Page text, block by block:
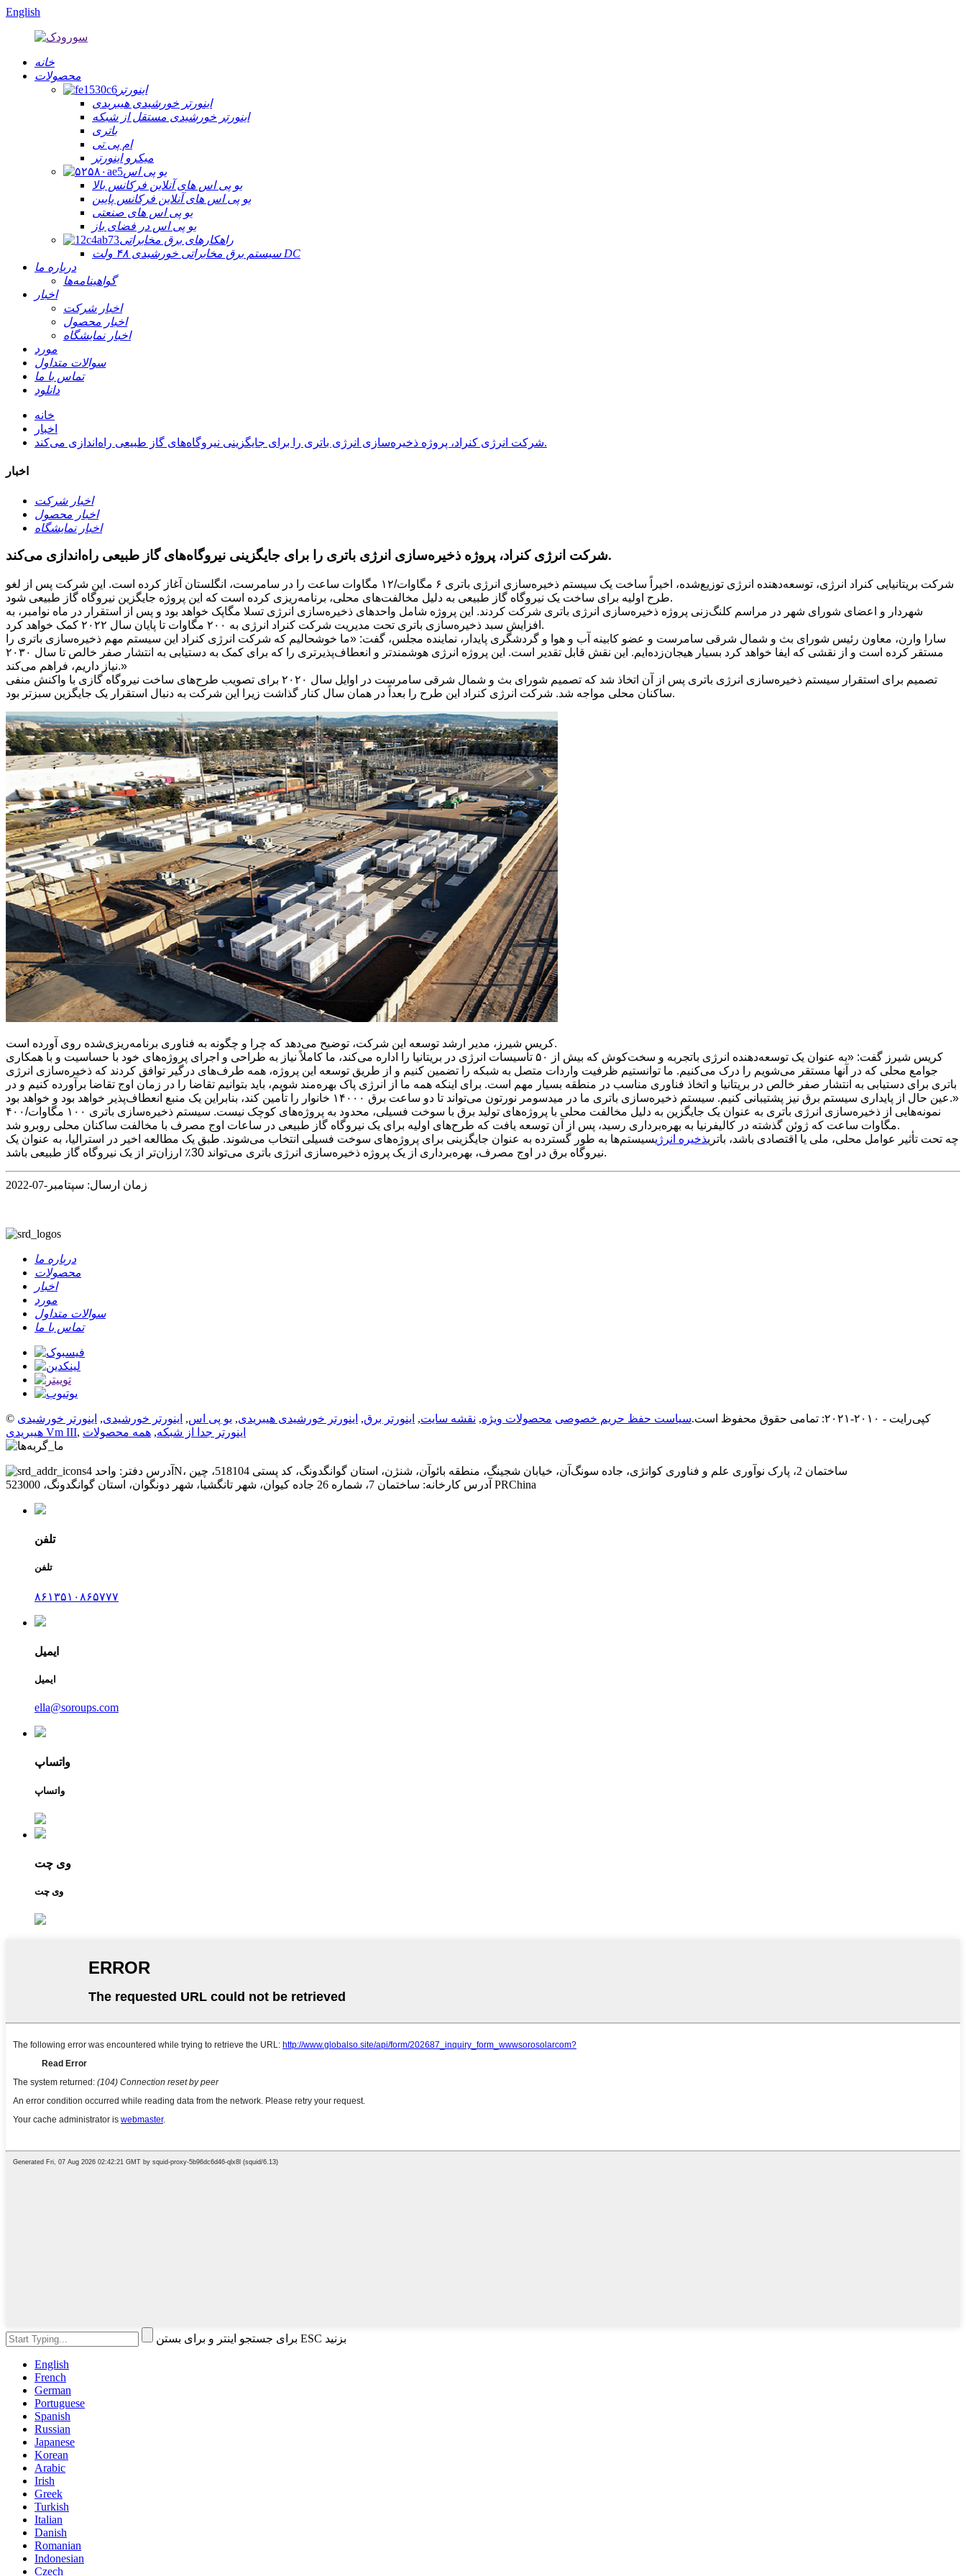
English
خانه
محصولات
اینورتر
اینورتر خورشیدی هیبریدی
اینورتر خورشیدی مستقل از شبکه
باتری
ام پی تی
میکرو اینورتر
یو پی اس
یو پی اس های آنلاین فرکانس بالا
یو پی اس های آنلاین فرکانس پایین
یو پی اس های صنعتی
یو پی اس در فضای باز
راهکارهای برق مخابراتی
سیستم برق مخابراتی خورشیدی ۴۸ ولت DC
درباره ما
گواهینامه‌ها
اخبار
اخبار شرکت
اخبار محصول
اخبار نمایشگاه
مورد
سوالات متداول
تماس با ما
دانلود
خانه
اخبار
شرکت انرژی کنراد، پروژه ذخیره‌سازی انرژی باتری را برای جایگزینی نیروگاه‌های گاز طبیعی راه‌اندازی می‌کند.
اخبار
اخبار شرکت
اخبار محصول
اخبار نمایشگاه
شرکت انرژی کنراد، پروژه ذخیره‌سازی انرژی باتری را برای جایگزینی نیروگاه‌های گاز طبیعی راه‌اندازی می‌کند.
شرکت بریتانیایی کنراد انرژی، توسعه‌دهنده انرژی توزیع‌شده، اخیراً ساخت یک سیستم ذخیره‌سازی انرژی باتری ۶ مگاوات/۱۲ مگاوات ساعت را در سامرست، انگلستان آغاز کرده است. این شرکت پس از لغو
طرح اولیه برای ساخت یک نیروگاه گاز طبیعی به دلیل مخالفت‌های محلی، برنامه‌ریزی کرده است که این پروژه جایگزین نیروگاه گاز طبیعی شود.
شهردار و اعضای شورای شهر در مراسم کلنگ‌زنی پروژه ذخیره‌سازی انرژی باتری شرکت کردند. این پروژه شامل واحدهای ذخیره‌سازی انرژی تسلا مگاپک خواهد بود و پس از استقرار در ماه نوامبر، به
افزایش سبد ذخیره‌سازی باتری تحت مدیریت شرکت کنراد انرژی به ۲۰۰ مگاوات تا پایان سال ۲۰۲۲ کمک خواهد کرد.
سارا وارن، معاون رئیس شورای بث و شمال شرقی سامرست و عضو کابینه آب و هوا و گردشگری پایدار، نماینده مجلس، گفت: «ما خوشحالیم که شرکت انرژی کنراد این سیستم مهم ذخیره‌سازی باتری را
مستقر کرده است و از نقشی که ایفا خواهد کرد بسیار هیجان‌زده‌ایم. این نقش قابل تقدیر است. این پروژه انرژی هوشمندتر و انعطاف‌پذیرتری را که برای کمک به دستیابی به انتشار صفر خالص تا سال ۲۰۳۰
نیاز داریم، فراهم می‌کند.»
تصمیم برای استقرار سیستم ذخیره‌سازی انرژی باتری پس از آن اتخاذ شد که تصمیم شورای بث و شمال شرقی سامرست در اوایل سال ۲۰۲۰ برای تصویب طرح‌های ساخت نیروگاه گازی با واکنش منفی
ساکنان محلی مواجه شد. شرکت انرژی کنراد این طرح را بعداً در همان سال کنار گذاشت زیرا این شرکت به دنبال استقرار یک جایگزین سبزتر بود.
کریس شیرز، مدیر ارشد توسعه این شرکت، توضیح می‌دهد که چرا و چگونه به فناوری برنامه‌ریزی‌شده روی آورده است.
کریس شیرز گفت: «به عنوان یک توسعه‌دهنده انرژی باتجربه و سخت‌کوش که بیش از ۵۰ تأسیسات انرژی در بریتانیا را اداره می‌کند، ما کاملاً نیاز به طراحی و اجرای پروژه‌های خود با حساسیت و با همکاری
جوامع محلی که در آنها مستقر می‌شویم را درک می‌کنیم. ما توانستیم ظرفیت واردات متصل به شبکه را تضمین کنیم و از طریق توسعه این پروژه، همه طرف‌های درگیر توافق کردند که ذخیره‌سازی انرژی
باتری برای دستیابی به انتشار صفر خالص در بریتانیا و اتخاذ فناوری مناسب در منطقه بسیار مهم است. برای اینکه همه ما از انرژی پاک بهره‌مند شویم، باید بتوانیم تقاضا را در زمان اوج تقاضا برآورده کنیم و در
عین حال از پایداری سیستم برق نیز پشتیبانی کنیم. سیستم ذخیره‌سازی باتری ما در میدسومر نورتون می‌تواند تا دو ساعت برق ۱۴۰۰۰ خانوار را تأمین کند، بنابراین یک منبع انعطاف‌پذیر خواهد بود و خواهد بود.»
نمونه‌هایی از ذخیره‌سازی انرژی باتری به عنوان یک جایگزین به دلیل مخالفت محلی با پروژه‌های تولید برق با سوخت فسیلی، محدود به پروژه‌های کوچک نیست. سیستم ذخیره‌سازی باتری ۱۰۰ مگاوات/۴۰۰
مگاوات ساعت که ژوئن گذشته در کالیفرنیا به بهره‌برداری رسید، پس از آن توسعه یافت که طرح‌های اولیه برای یک نیروگاه گاز طبیعی در ساعات اوج مصرف با مخالفت ساکنان محلی روبرو شد.
چه تحت تأثیر عوامل محلی، ملی یا اقتصادی باشد، باتریذخیره انرژیسیستم‌ها به طور گسترده به عنوان جایگزینی برای پروژه‌های سوخت فسیلی انتخاب می‌شوند. طبق یک مطالعه اخیر در استرالیا، به عنوان یک
نیروگاه برق در اوج مصرف، بهره‌برداری از یک پروژه ذخیره‌سازی انرژی باتری می‌تواند 30٪ ارزان‌تر از یک نیروگاه گاز طبیعی باشد.
زمان ارسال: سپتامبر-07-2022
درباره ما
محصولات
اخبار
مورد
سوالات متداول
تماس با ما
© کپی‌رایت - ۲۰۱۰-۲۰۲۱: تمامی حقوق محفوظ است. سیاست حفظ حریم خصوصی محصولات ویژه, نقشه سایت, اینورتر برق, اینورتر خورشیدی هیبریدی, یو پی اس, اینورتر خورشیدی, اینورتر خورشیدی
هیبریدی Vm III, اینورتر جدا از شبکه, همه محصولات
آدرس دفتر: واحد 4N، ساختمان 2، پارک نوآوری علم و فناوری کوانژی، جاده سونگ‌آن، خیابان شجینگ، منطقه بائوآن، شنژن، استان گوانگدونگ، کد پستی 518104، چین
آدرس کارخانه: ساختمان 7، شماره 26 جاده کیوان، شهر تانگشیا، شهر دونگوان، استان گوانگدونگ، 523000 PRChina
تلفن
تلفن
۸۶۱۳۵۱۰۸۶۵۷۷۷
ایمیل
ایمیل
ella@soroups.com
واتساپ
واتساپ
وی چت
وی چت
برای جستجو اینتر و برای بستن ESC بزنید
English
French
German
Portuguese
Spanish
Russian
Japanese
Korean
Arabic
Irish
Greek
Turkish
Italian
Danish
Romanian
Indonesian
Czech